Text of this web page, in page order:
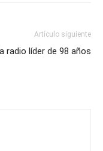
Artículo siguiente
radio líder de 98 años